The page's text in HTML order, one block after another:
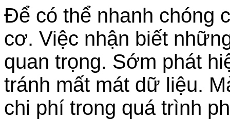
Để có thể nhanh chóng
cơ. Việc nhận biết
quan trọng. Sớm phát
tránh mất mát dữ liệu.
chi phí trong quá trình